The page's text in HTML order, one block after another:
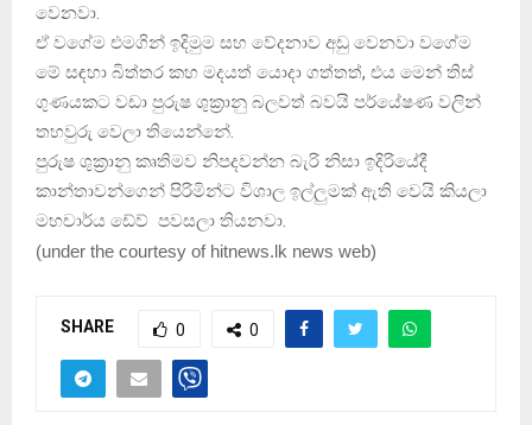
වෙනවා.
ඒ වගේම එමගින් ඉදිමුම සහ වේදනාව අඩු වෙනවා වගේම
මේ සඳහා බිත්තර කහ මදයත් යොදා ගත්තත්, එය මෙන් තිස්
ගුණයකට වඩා පුරුෂ ශුක්‍රානු බලවත් බවයි පර්යේෂණ වලින්
තහවුරු වෙලා තියෙන්නේ.
පුරුෂ ශුක්‍රානු කෘතිමව නිපදවන්න බැරි නිසා ඉදිරියේදී
කාන්තාවන්ගෙන් පිරිමින්ට විශාල ඉල්ලුමක් ඇති වෙයි කියලා
මහචාර්ය ඩේව් පවසලා තියනවා.
(under the courtesy of hitnews.lk news web)
SHARE 0 0